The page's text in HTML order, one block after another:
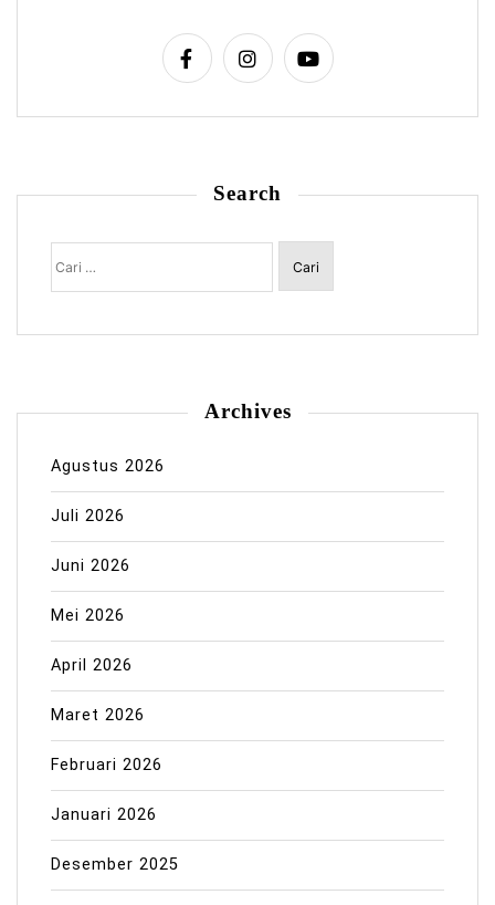
Search
Cari
untuk:
Archives
Agustus 2026
Juli 2026
Juni 2026
Mei 2026
April 2026
Maret 2026
Februari 2026
Januari 2026
Desember 2025